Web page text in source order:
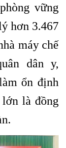
vững
hơn 3.467
máy chế
dân y,
ổn định
lớn là đồng